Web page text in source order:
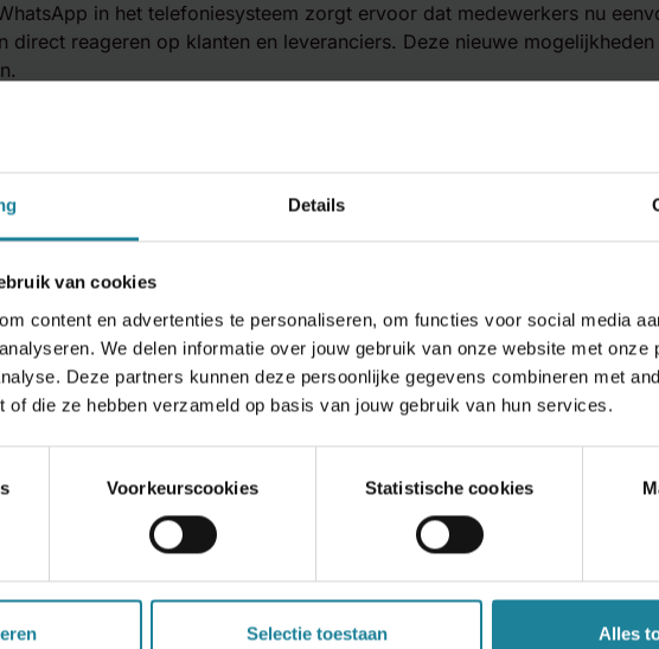
Details
van cookies
content en advertenties te personaliseren, om functies voor social media
We delen informatie over jouw gebruik van onze website met onze
Deze partners kunnen deze persoonlijke gegevens combineren met
of die ze hebben verzameld op basis van jouw gebruik van hun services.
Voorkeurscookies Statistische cookies
Selectie toestaan Alles
in het telefoniesysteem zorgt ervoor dat medewerkers nu
direct reageren op klanten en leveranciers. Deze nieuwe
hun voortdurende inzet voor klantgerichtheid, toont Huiskes-
in Oost-Nederland. Ze kijken vooruit naar de toekomst van